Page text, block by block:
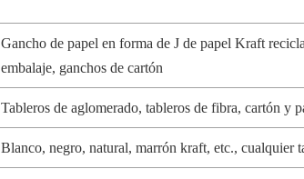
Gancho de papel en forma de J de papel Kraft
embalaje, ganchos de cartón
Tableros de aglomerado, tableros de fibra, cartón y
Blanco, negro, natural, marrón kraft, etc., cualquier